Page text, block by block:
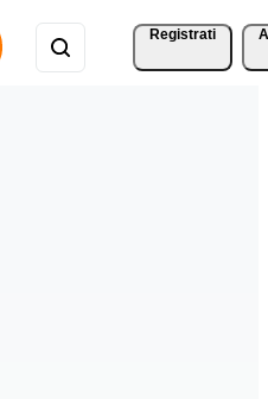
Registrati